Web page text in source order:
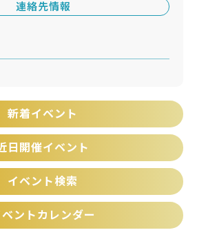
連絡先情報
新着イベント
日開催イベント
イベント検索
ベントカレンダー